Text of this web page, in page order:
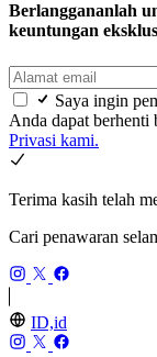
Berlanggananlah
keuntungan
Saya ingin
Anda dapat berhenti
Privasi kami.
Terima kasih telah
Cari penawaran
ID,id